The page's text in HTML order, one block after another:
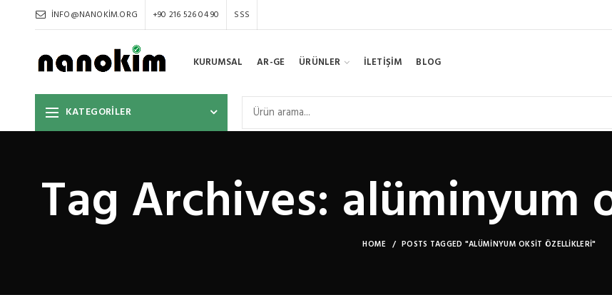
INFO@NANOKIM.ORG +90 216 526 04 90 SSS
KURUMSAL AR-GE ÜRÜNLER İLETİŞİM BLOG
KATEGORİLER
Tag Archives: alüminyum
HOME POSTS TAGGED "ALÜMINYUM OKSIT ÖZELLIKLERI"